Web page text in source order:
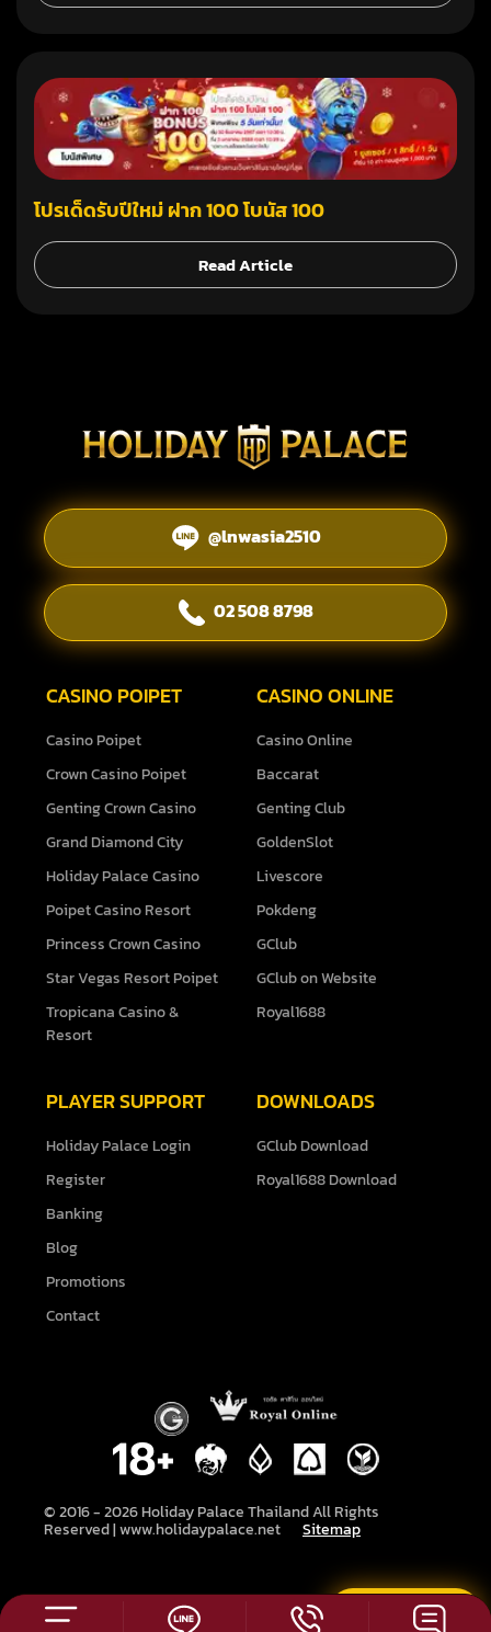
โปรเด็ดรับปีใหม่ ฝาก 100 โบนัส 100
Read Article
@lnwasia2510
02 508 8798
CASINO POIPET
Casino Poipet
Crown Casino Poipet
Genting Crown Casino
Grand Diamond City
Holiday Palace Casino
Poipet Casino Resort
Princess Crown Casino
Star Vegas Resort Poipet
Tropicana Casino &
Resort
CASINO ONLINE
Casino Online
Baccarat
Genting Club
GoldenSlot
Livescore
Pokdeng
GClub
GClub on Website
Royal1688
PLAYER SUPPORT
Holiday Palace Login
Register
Banking
Blog
Promotions
Contact
DOWNLOADS
GClub Download
Royal1688 Download
© 2016 -2026Holiday Palace Thailand All Rights
Reserved |www.holidaypalace.net Sitemap
แชทสด